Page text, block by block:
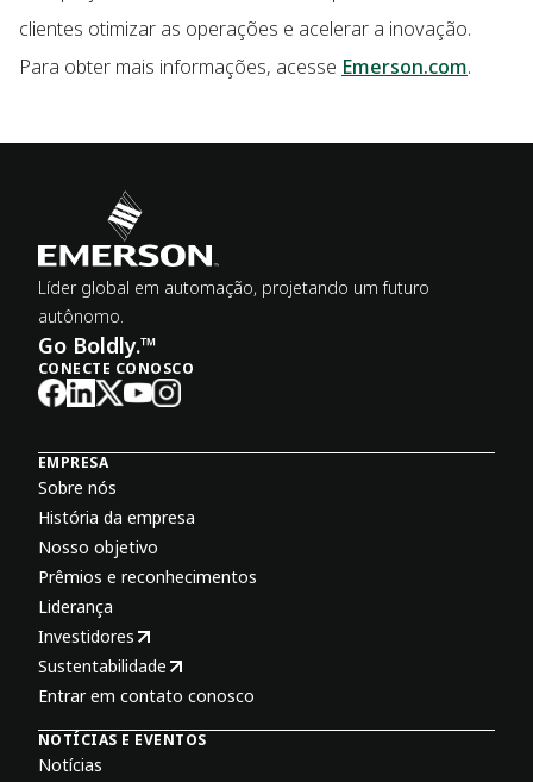
clientes otimizar as operações e acelerar a inovação.
Para obter mais informações, acesse Emerson.com.
Líder global em automação, projetando um futuro
autônomo.
Go Boldly.™
CONECTE CONOSCO
EMPRESA
Sobre nós
História da empresa
Nosso objetivo
Prêmios e reconhecimentos
Liderança
Investidores
Sustentabilidade
Entrar em contato conosco
NOTÍCIAS E EVENTOS
Notícias